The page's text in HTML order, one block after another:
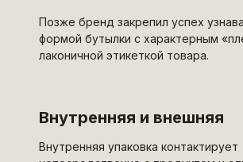
Позже бренд закрепил успех
формой бутылки с характерным
лаконичной этикеткой товара.
Внутренняя упаковка контактирует
Внутренняя и внешняя